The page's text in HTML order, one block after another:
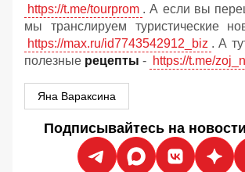
https://t.me/tourprom . А если вы
мы транслируем туристические
https://max.ru/id7743542912_biz . А
полезные рецепты - https://t.me/
Яна Вараксина
Подписывайтесь на